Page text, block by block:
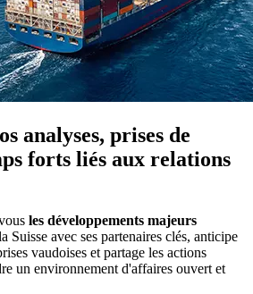
analyses, prises de
forts liés aux relations
les développements majeurs
Suisse avec ses partenaires clés, anticipe
vaudoises et partage les actions
un environnement d'affaires ouvert et